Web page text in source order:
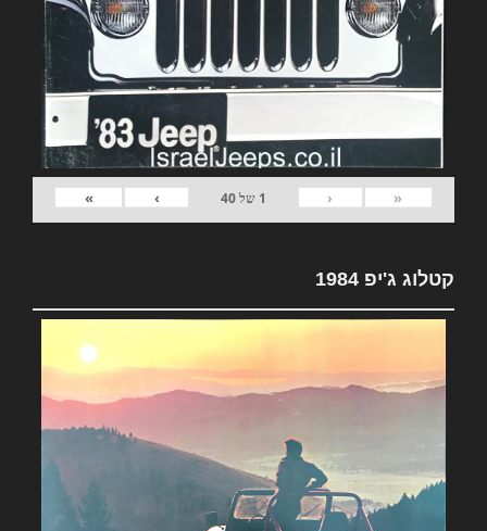
«
‹
1 של40
›
»
קטלוג ג'יפ 1984